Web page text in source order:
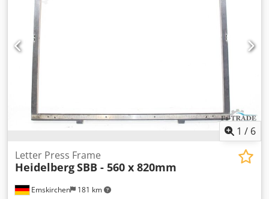
1 / 6
Emskirchen 181 km
Letter Press Frame
HeidelbergSBB - 560 x 820mm